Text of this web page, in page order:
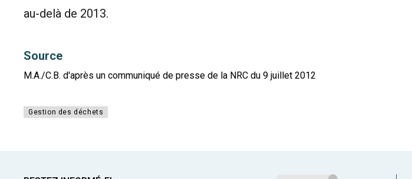
au-delà de 2013.
Source
M.A./C.B. d'après un communiqué de presse de la NRC du 9 juillet 2012
Gestion des déchets